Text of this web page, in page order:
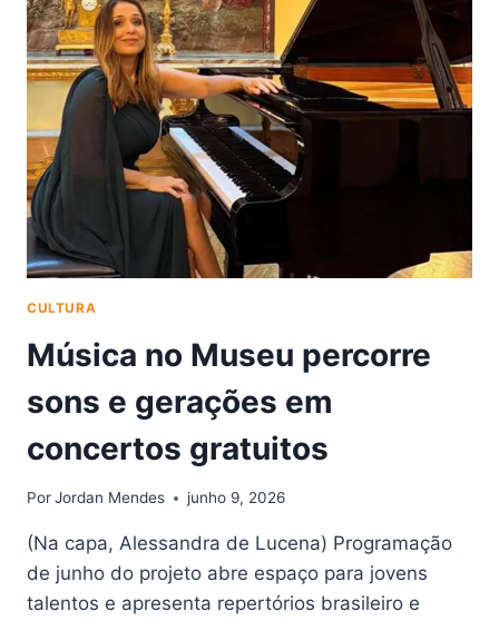
ESPAÇO
AOS
JOVENS
TALENTOS
DA
MÚSICA
CLÁSSICA
EM
CONCERTOS
GRATUITOS
CULTURA
Música no Museu percorre
sons e gerações em
concertos gratuitos
PorJordan Mendes junho 9, 2026
(Na capa, Alessandra de Lucena) Programação
de junho do projeto abre espaço para jovens
talentos e apresenta repertórios brasileiro e